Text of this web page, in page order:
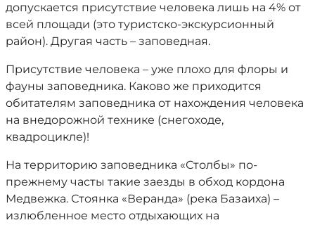
допускается присутствие человека лишь на 4% от
всей площади (это туристско-экскурсионный
район). Другая часть – заповедная.
Присутствие человека – уже плохо для флоры и
фауны заповедника. Каково же приходится
обитателям заповедника от нахождения человека
на внедорожной технике (снегоходе,
квадроцикле)!
На территорию заповедника «Столбы» по-
прежнему часты такие заезды в обход кордона
Медвежка. Стоянка «Веранда» (река Базаиха) –
излюбленное место отдыхающих на